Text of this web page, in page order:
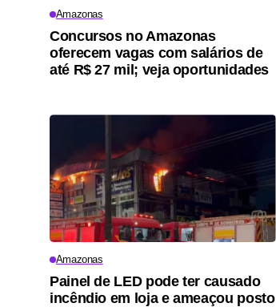
Amazonas
Concursos no Amazonas
oferecem vagas com salários de
até R$ 27 mil; veja oportunidades
Amazonas
Painel de LED pode ter causado
incêndio em loja e ameaçou posto